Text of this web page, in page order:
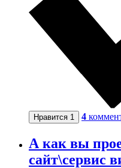
Нравится 1 4
А как вы
сайт\сервис